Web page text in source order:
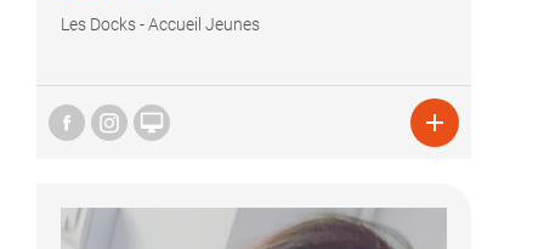
Les Docks - Accueil Jeunes
 